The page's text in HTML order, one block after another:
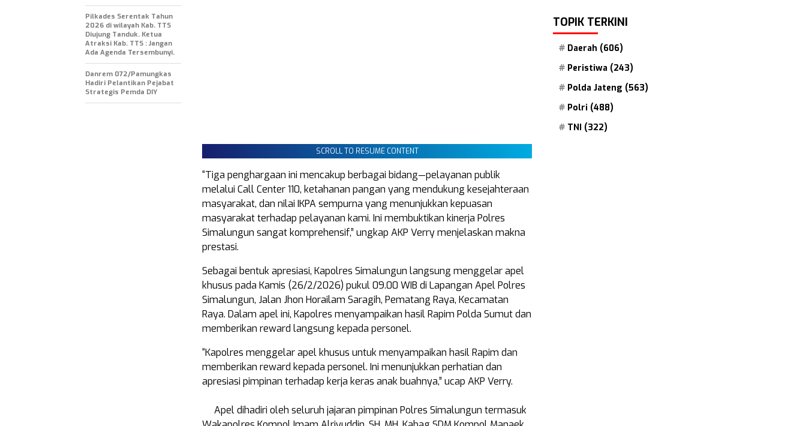
SCROLL TO RESUME CONTENT
“Tiga penghargaan ini mencakup berbagai bidang—pelayanan publik
melalui Call Center 110, ketahanan pangan yang mendukung kesejahteraan
masyarakat, dan nilai IKPA sempurna yang menunjukkan kepuasan
masyarakat terhadap pelayanan kami. Ini membuktikan kinerja Polres
Simalungun sangat komprehensif,” ungkap AKP Verry menjelaskan makna
prestasi.
Sebagai bentuk apresiasi, Kapolres Simalungun langsung menggelar apel
khusus pada Kamis (26/2/2026) pukul 09.00 WIB di Lapangan Apel Polres
Simalungun, Jalan Jhon Horailam Saragih, Pematang Raya, Kecamatan
Raya. Dalam apel ini, Kapolres menyampaikan hasil Rapim Polda Sumut dan
memberikan reward langsung kepada personel.
“Kapolres menggelar apel khusus untuk menyampaikan hasil Rapim dan
memberikan reward kepada personel. Ini menunjukkan perhatian dan
apresiasi pimpinan terhadap kerja keras anak buahnya,” ucap AKP Verry.
Apel dihadiri oleh seluruh jajaran pimpinan Polres Simalungun termasuk
Pilkades Serentak Tahun
2026 di wilayah Kab. TTS
Diujung Tanduk. Ketua
Atraksi Kab. TTS : Jangan
Ada Agenda Tersembunyi.
Danrem 072/Pamungkas
Hadiri Pelantikan Pejabat
Strategis Pemda DIY
TOPIK TERKINI
Daerah (606)
Peristiwa (243)
Polda Jateng (563)
Polri (488)
TNI (322)